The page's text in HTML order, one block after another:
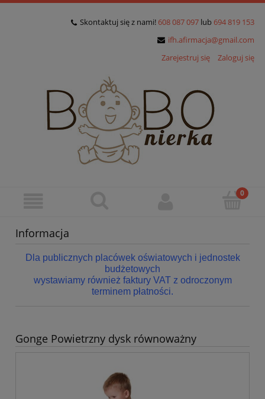
Skontaktuj się z nami! 608 087 097 lub 694 819 153
ifh.afirmacja@gmail.com
Zarejestruj się
Zaloguj się
Informacja
Dla publicznych placówek oświatowych i jednostek
budżetowych
wystawiamy również faktury VAT z odroczonym
terminem płatności.
Gonge Powietrzny dysk równoważny